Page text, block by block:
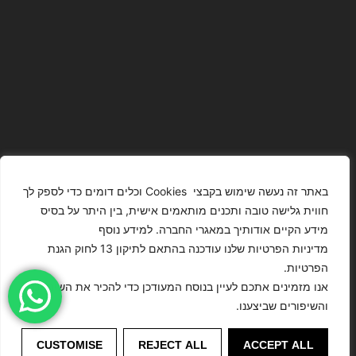
באתר זה נעשה שימוש בקבצי Cookies וכלים דומים כדי לספק לך
חווית גלישה טובה ותכנים מותאמים אישית, בין היתר על בסיס
מידע הקיים אודותיך במאגרי החברה. למידע נוסף
מדיניות הפרטיות שלנו עודכנה בהתאם לתיקון 13 לחוק הגנת
הפרטיות.
אנו מזמינים אתכם לעיין בנוסח המעודכן כדי להכיר את השינויים
והשיפורים שביצענו.
CUSTOMISE REJECT ALL ACCEPT ALL
Presented On
This Website
Have Been
Digitally
Enhanced Or
Modified.
MODELS
הזכויות שמורות
הפרטיות
הצהרת נגישות